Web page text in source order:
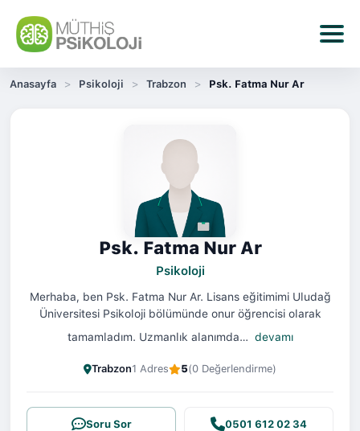
Anasayfa Psikoloji Trabzon Psk. Fatma Nur Ar
Psk. Fatma Nur Ar
Psikoloji
Merhaba, ben Psk. Fatma Nur Ar. Lisans eğitimimi Uludağ
Üniversitesi Psikoloji bölümünde onur öğrencisi olarak
tamamladım. Uzmanlık alanımda… devamı
Trabzon1 Adres 5(0 Değerlendirme)
Soru Sor 0501 612 02 34